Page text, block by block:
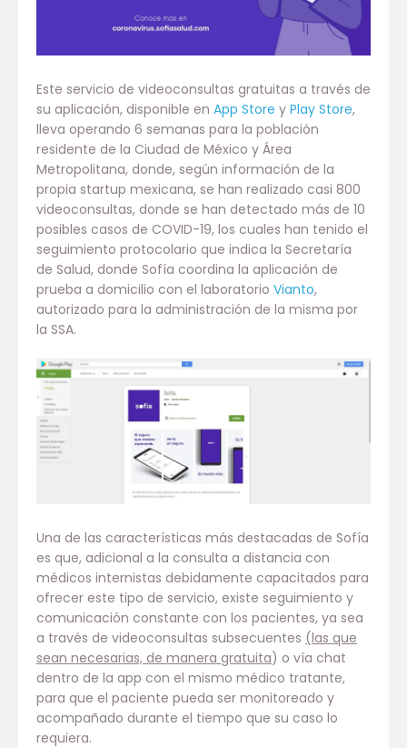
Este servicio de videoconsultas gratuitas a través de
su aplicación, disponible en App Store y Play Store,
lleva operando 6 semanas para la población
residente de la Ciudad de México y Área
Metropolitana, donde, según información de la
propia startup mexicana, se han realizado casi 800
videoconsultas, donde se han detectado más de 10
posibles casos de COVID-19, los cuales han tenido el
seguimiento protocolario que indica la Secretaría
de Salud, donde Sofía coordina la aplicación de
prueba a domicilio con el laboratorio Vianto,
autorizado para la administración de la misma por
la SSA.
Una de las características más destacadas de Sofía
es que, adicional a la consulta a distancia con
médicos internistas debidamente capacitados para
ofrecer este tipo de servicio, existe seguimiento y
comunicación constante con los pacientes, ya sea
a través de videoconsultas subsecuentes (las que
sean necesarias, de manera gratuita) o vía chat
dentro de la app con el mismo médico tratante,
para que el paciente pueda ser monitoreado y
acompañado durante el tiempo que su caso lo
requiera.